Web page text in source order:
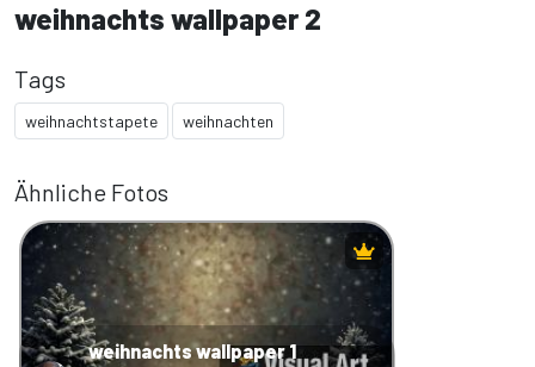
weihnachts wallpaper 2
Tags
weihnachtstapete weihnachten
Ähnliche Fotos
weihnachts wallpaper 1